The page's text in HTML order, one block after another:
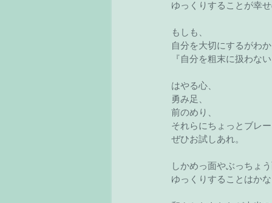
ゆっくりすることが幸
もしも、
自分を大切にするがわか
『自分を粗末に扱わな
はやる心、
勇み足、
前のめり、
それらにちょっとブレ
ぜひお試しあれ。
しかめっ面やぶっちょ
ゆっくりすることはか